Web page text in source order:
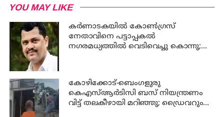
YOU MAY LIKE
കര്‍ണാടകയില്‍ കോണ്‍ഗ്രസ്
നേതാവിനെ പട്ടാപ്പകല്‍
നഗരമധ്യത്തില്‍ വെടിവെച്ചു കൊന്നു;
കോഴിക്കോട്-ബെംഗളുരു
കെഎസ്ആര്‍ടിസി ബസ് നിയന്ത്രണം
വിട്ട് തലകീഴായി മറിഞ്ഞു; ഡ്രൈവറും